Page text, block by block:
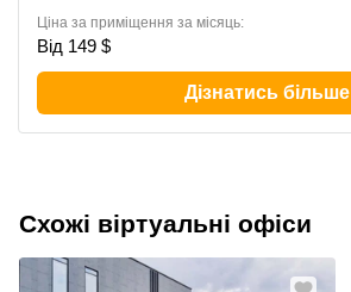
Ціна за приміщення за місяць:
Від 149 $
Дізнатись більше
Схожі віртуальні офіси